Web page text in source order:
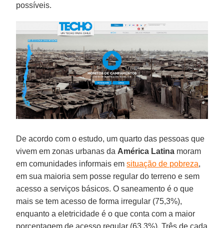
possíveis.
De acordo com o estudo, um quarto das pessoas que
vivem em zonas urbanas da América Latina moram
em comunidades informais emsituação de pobreza,
em sua maioria sem posse regular do terreno e sem
acesso a serviços básicos. O saneamento é o que
mais se tem acesso de forma irregular (75,3%),
enquanto a eletricidade é o que conta com a maior
porcentagem de acesso regular (63,3%). Três de cada